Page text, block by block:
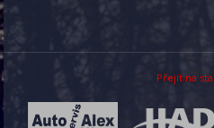
Přejít na